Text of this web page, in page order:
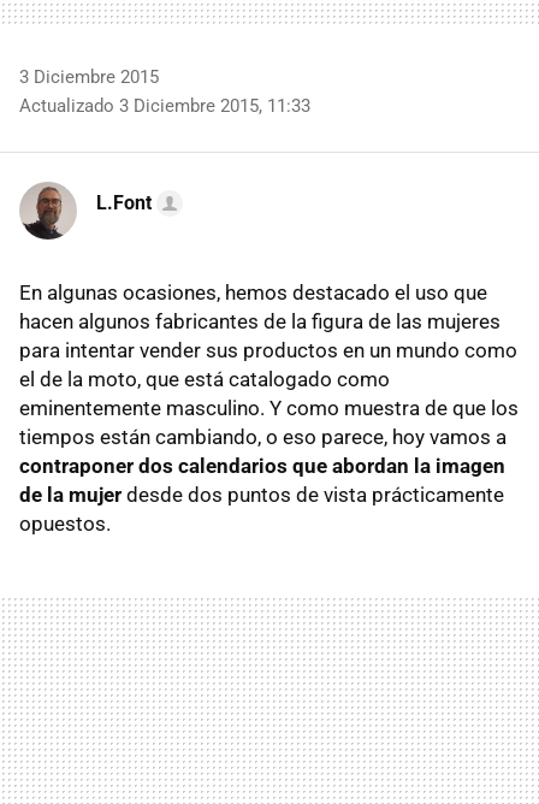
3 Diciembre 2015
Actualizado 3 Diciembre 2015, 11:33
L.Font
En algunas ocasiones, hemos destacado el uso que
hacen algunos fabricantes de la figura de las mujeres
para intentar vender sus productos en un mundo como
el de la moto, que está catalogado como
eminentemente masculino. Y como muestra de que los
tiempos están cambiando, o eso parece, hoy vamos a
contraponer dos calendarios que abordan la imagen
de la mujer desde dos puntos de vista prácticamente
opuestos.